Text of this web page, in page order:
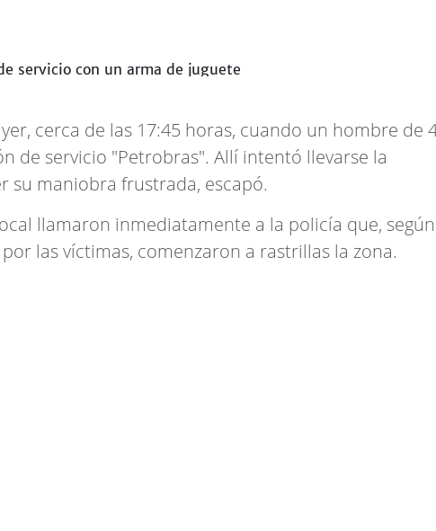
cerca de las 17:45 horas, cuando un hombre de
de servicio "Petrobras". Allí intentó llevarse la
su maniobra frustrada, escapó.
llamaron inmediatamente a la policía que, según
las víctimas, comenzaron a rastrillas la zona.